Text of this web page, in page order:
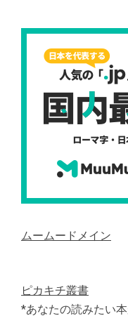
ムームードメイン
ピカキチ叢書
*あなたの読みたい